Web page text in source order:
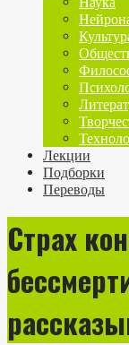
Лекции
Подборки
Переводы
Страх